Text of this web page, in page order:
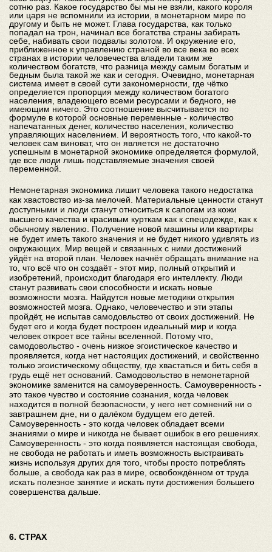
сотню раз. Какое государство бы мы не взяли, какого короля
или царя не вспомнили из истории, в монетарном мире по
другому и быть не может. Глава государства, как только
попадал на трон, начинал все богатства страны забирать
себе, набивать свои подвалы золотом. И окружение его,
приближенное к управлению страной во все века во всех
странах в истории человечества владели таким же
количеством богатств, что разница между самым богатым и
бедным была такой же как и сегодня. Очевидно, монетарная
система имеет в своей сути закономерности, где чётко
определяется пропорция между количеством богатого
населения, владеющего всеми ресурсами и бедного, не
имеющим ничего. Это соотношение высчитывается по
формуле в которой основные переменные - количество
напечатанных денег, количество населения, количество
управляющих населением. И вероятность того, что какой-то
человек сам виноват, что он является не достаточно
успешным в монетарной экономике определяется формулой,
где все люди лишь подставляемые значения своей
переменной.
Немонетарная экономика лишит человека такого недостатка
как хвастовство из-за мелочей. Материальные ценности станут
доступными и люди станут относиться к сапогам из кожи
высшего качества и красивым курткам как к спецодежде, как к
обычному явлению. Получение новой машины или квартиры
не будет иметь такого значения и не будет никого удивлять из
окружающих. Мир вещей и связанных с ними достижений
уйдёт на второй план. Человек начнёт обращать внимание на
то, что всё что он создаёт - этот мир, полный открытий и
изобретений, происходит благодаря его интеллекту. Люди
станут развивать свои способности и искать новые
возможности мозга. Найдутся новые методики открытия
возможностей мозга. Однако, человечество и эти этапы
пройдёт, не испытав самодовльство от своих достижений. Не
будет его и когда будет построен идеальный мир и когда
человек откроет все тайны вселенной. Потому что,
самодовольство - очень низкое эгоистическое качество и
проявляется, когда нет настоящих достижений, и свойственно
только эгоистическому обществу, где хвастаться и бить себя в
грудь ещё нет оснований. Самодовольство в немонетарной
экономике заменится на самоуверенность. Самоуверенность -
это такое чувство и состояние сознания, когда человек
находится в полной безопасности, у него нет сомнений ни о
завтрашнем дне, ни о далёком будущем его детей.
Самоуверенность - это когда человек обладает всеми
знаниями о мире и никогда не бывает ошибок в его решениях.
Самоуверенность - это когда появляется настоящая свобода,
не свобода не работать и иметь возможность выстраивать
жизнь используя других для того, чтобы просто потреблять
больше, а свобода как раз в мире, освобождённом от труда
искать полезное занятие и искать пути достижения большего
совершенства дальше.
6. СТРАХ